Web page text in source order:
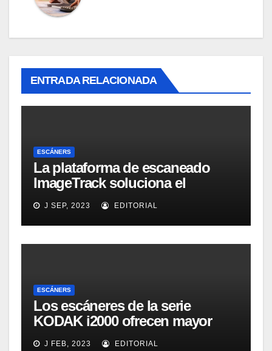
ENTRADA RELACIONADA
ESCÁNERS
La plataforma de escaneado
ImageTrack soluciona el
problema de costes y cuello de
botella de los laboratorios
LabOne
J SEP, 2023 EDITORIAL
ESCÁNERS
Los escáneres de la serie
KODAK i2000 ofrecen mayor
eficacia, productividad y
J FEB, 2023 EDITORIAL